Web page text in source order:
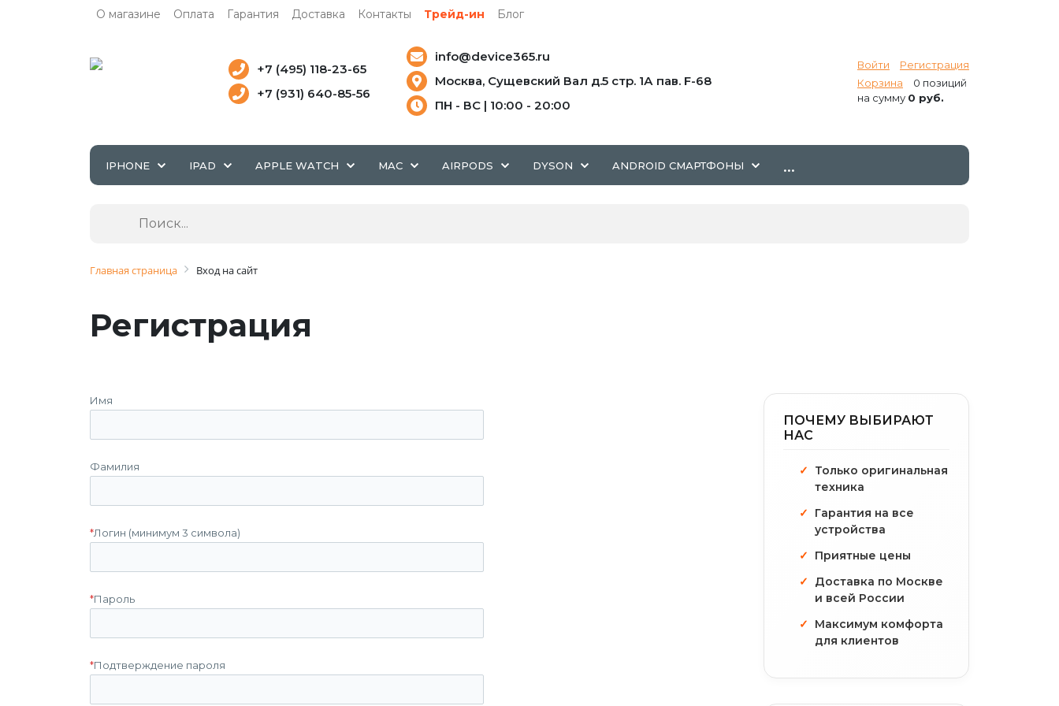
О магазине Оплата Гарантия Доставка Контакты Трейд-ин Блог
Войти
Регистрация
Корзина
0 позиций
на сумму 0 руб.
+7 (495) 118-23-65
+7 (931) 640-85-56
info@device365.ru
Москва, Сущевский Вал д.5 стр. 1А пав. F-68
ПН - ВС | 10:00 - 20:00
IPHONE IPAD APPLE WATCH MAC AIRPODS DYSON ANDROID СМАРТФОНЫ ...
Главная страница Вход на сайт
Регистрация
Имя
Фамилия
*Логин (минимум 3 символа)
*Пароль
*Подтверждение пароля
ПОЧЕМУ ВЫБИРАЮТ
НАС
Только оригинальная
техника
Гарантия на все
устройства
Приятные цены
Доставка по Москве
и всей России
Максимум комфорта
для клиентов